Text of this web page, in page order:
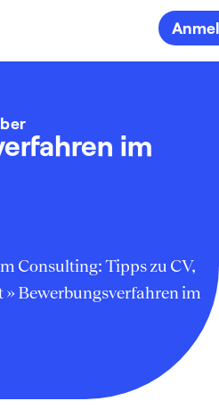
im
Consulting: Tipps zu CV,
»Bewerbungsverfahren im